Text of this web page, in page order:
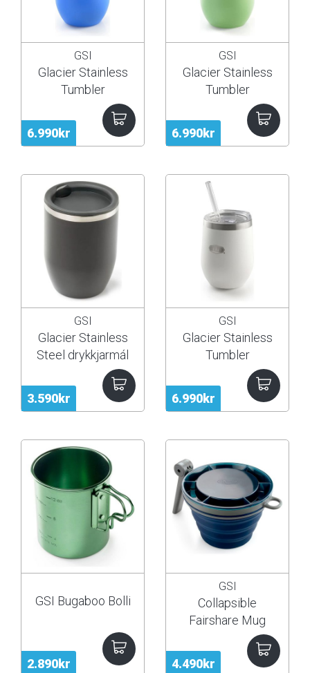
6.990kr
GSI
Glacier Stainless
Tumbler
6.990kr
GSI
Glacier Stainless
Tumbler
3.590kr
GSI
Glacier Stainless
Steel drykkjarmál
6.990kr
GSI
Glacier Stainless
Tumbler
2.890kr
GSI Bugaboo Bolli
4.490kr
GSI
Collapsible
Fairshare Mug